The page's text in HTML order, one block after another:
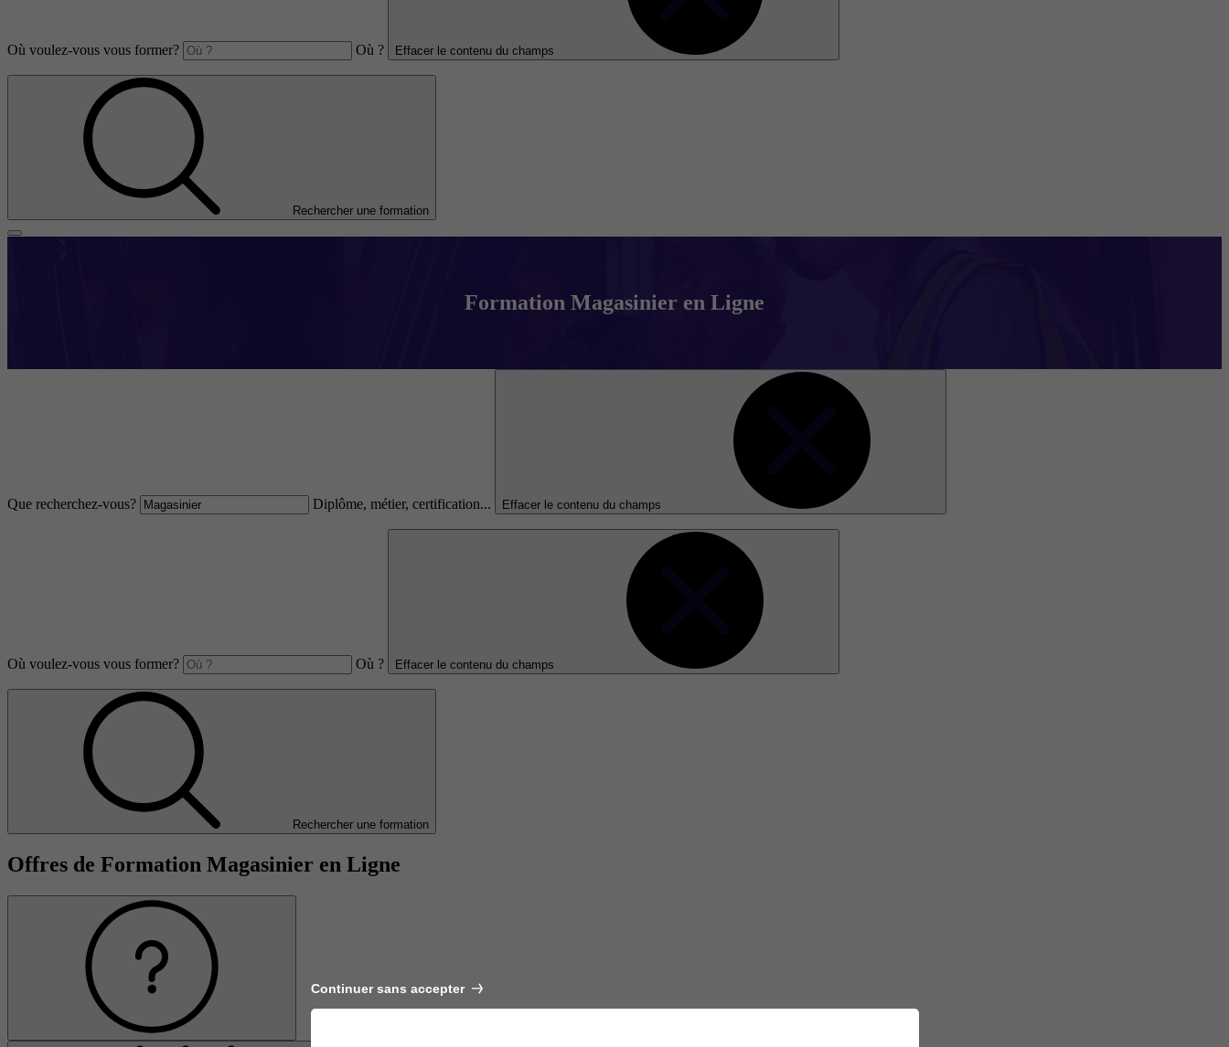
Où voulez-vous vous former? Où ? Effacer le contenu du champs
Rechercher une formation
Formation Magasinier en Ligne
Que recherchez-vous? Diplôme, métier, certification... Effacer le contenu du champs
Où voulez-vous vous former? Où ? Effacer le contenu du champs
Rechercher une formation
Offres de Formation Magasinier en Ligne
Continuer sans accepter